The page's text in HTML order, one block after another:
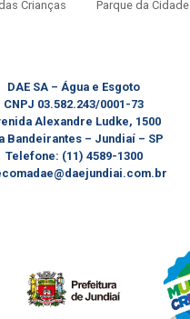
Crianças Parque da Cidade
DAE SA – Água e Esgoto
CNPJ 03.582.243/0001-73
Alexandre Ludke, 1500
Bandeirantes – Jundiaí – SP
Telefone: (11) 4589-1300